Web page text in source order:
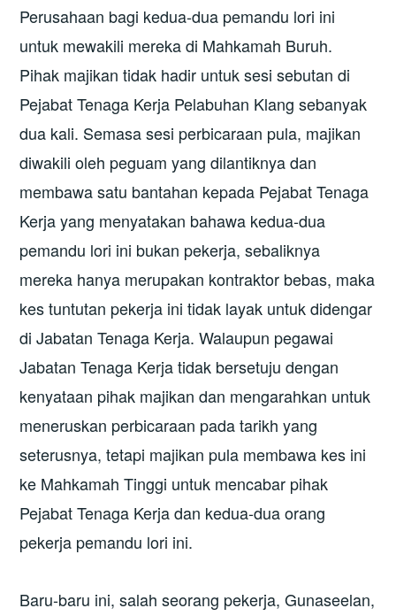
Perusahaan bagi kedua-dua pemandu lori ini
untuk mewakili mereka di Mahkamah Buruh.
Pihak majikan tidak hadir untuk sesi sebutan di
Pejabat Tenaga Kerja Pelabuhan Klang sebanyak
dua kali. Semasa sesi perbicaraan pula, majikan
diwakili oleh peguam yang dilantiknya dan
membawa satu bantahan kepada Pejabat Tenaga
Kerja yang menyatakan bahawa kedua-dua
pemandu lori ini bukan pekerja, sebaliknya
mereka hanya merupakan kontraktor bebas, maka
kes tuntutan pekerja ini tidak layak untuk didengar
di Jabatan Tenaga Kerja. Walaupun pegawai
Jabatan Tenaga Kerja tidak bersetuju dengan
kenyataan pihak majikan dan mengarahkan untuk
meneruskan perbicaraan pada tarikh yang
seterusnya, tetapi majikan pula membawa kes ini
ke Mahkamah Tinggi untuk mencabar pihak
Pejabat Tenaga Kerja dan kedua-dua orang
pekerja pemandu lori ini.
Baru-baru ini, salah seorang pekerja, Gunaseelan,